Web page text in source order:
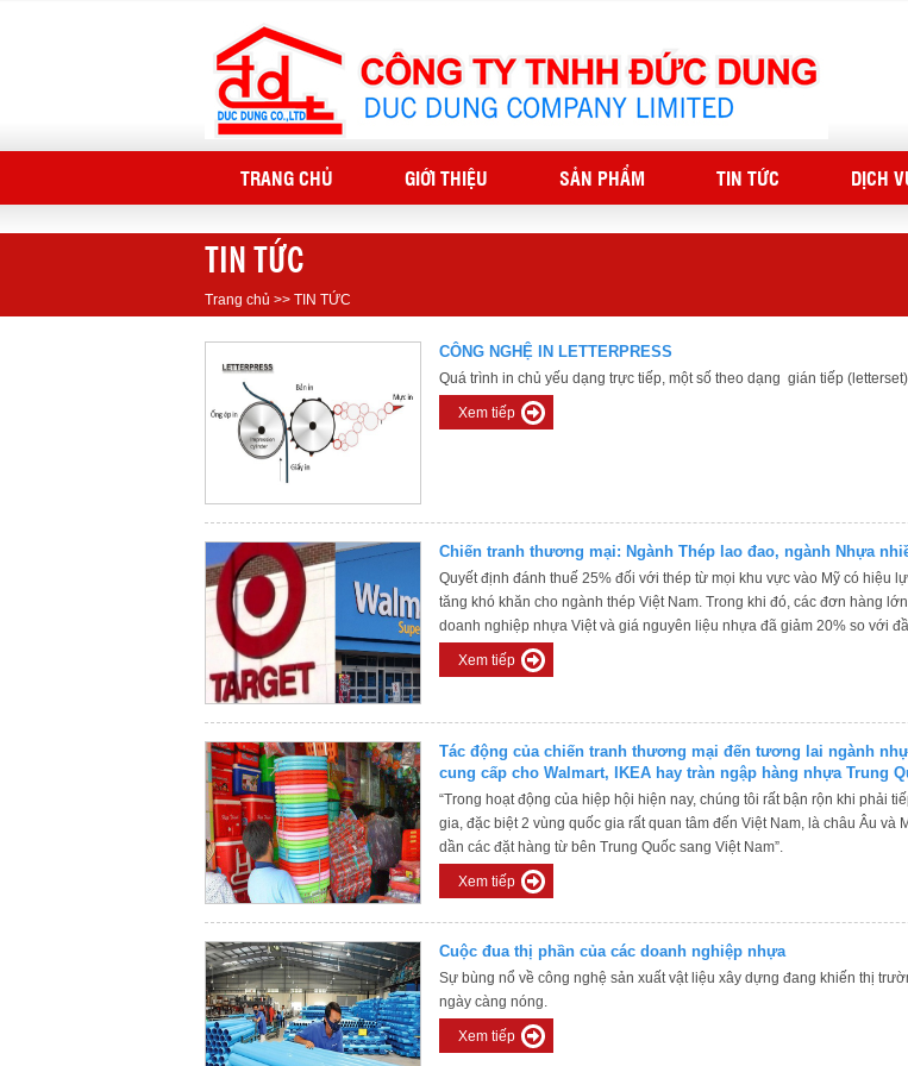
TRANG CHỦ GIỚI THIỆU SẢN PHẨM TIN TỨC DỊCH
TIN TỨC
Trang chủ >> TIN TỨC
CÔNG NGHỆ IN LETTERPRESS
Quá trình in chủ yếu dạng trực tiếp, một số theo dạng gián tiếp (letterset)
Xem tiếp
Chiến tranh thương mại: Ngành Thép lao đao, ngành Nhựa
Quyết định đánh thuế 25% đối với thép từ mọi khu vực vào Mỹ có hiệu
tăng khó khăn cho ngành thép Việt Nam. Trong khi đó, các đơn hàng
doanh nghiệp nhựa Việt và giá nguyên liệu nhựa đã giảm 20% so với
Xem tiếp
Tác động của chiến tranh thương mại đến tương lai ngành
cung cấp cho Walmart, IKEA hay tràn ngập hàng nhựa Trung
Vietnam"?
“Trong hoạt động của hiệp hội hiện nay, chúng tôi rất bận rộn khi phải
gia, đặc biệt 2 vùng quốc gia rất quan tâm đến Việt Nam, là châu Âu và
dần các đặt hàng từ bên Trung Quốc sang Việt Nam”.
Xem tiếp
Cuộc đua thị phần của các doanh nghiệp nhựa
Sự bùng nổ về công nghệ sản xuất vật liệu xây dựng đang khiến thị
ngày càng nóng.
Xem tiếp